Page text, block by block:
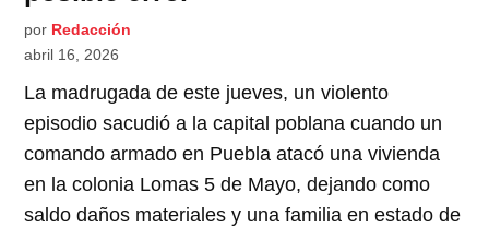
por Redacción
abril 16, 2026
La madrugada de este jueves, un violento
episodio sacudió a la capital poblana cuando un
comando armado en Puebla atacó una vivienda
en la colonia Lomas 5 de Mayo, dejando como
saldo daños materiales y una familia en estado de